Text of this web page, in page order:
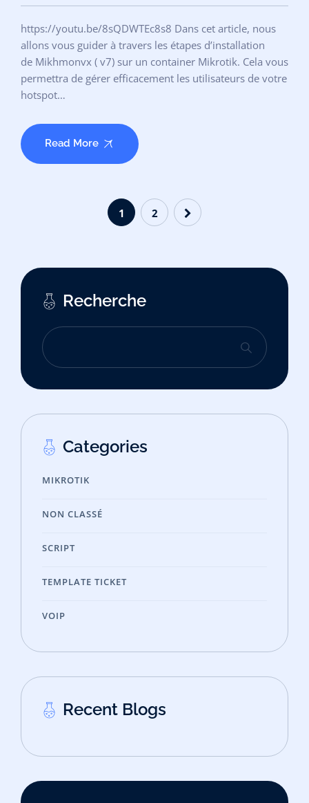
https://youtu.be/8sQDWTEc8s8 Dans cet article, nous
allons vous guider à travers les étapes d’installation
de Mikhmonvx ( v7) sur un container Mikrotik. Cela vous
permettra de gérer efficacement les utilisateurs de votre
hotspot…
Read More
1 2
Recherche
Categories
MIKROTIK
NON CLASSÉ
SCRIPT
TEMPLATE TICKET
VOIP
Recent Blogs